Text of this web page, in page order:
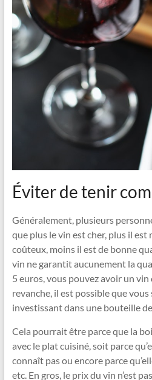
Éviter de tenir
Généralement, plusieurs
que plus le vin est cher, plus il
coûteux, moins il est de bonne
vin ne garantit aucunement la
5 euros, vous pouvez avoir un
revanche, il est possible que vous
investissant dans une bouteille
Cela pourrait être parce que la
avec le plat cuisiné, soit parce
connaît pas ou encore parce
etc. En gros, le prix du vin n’est